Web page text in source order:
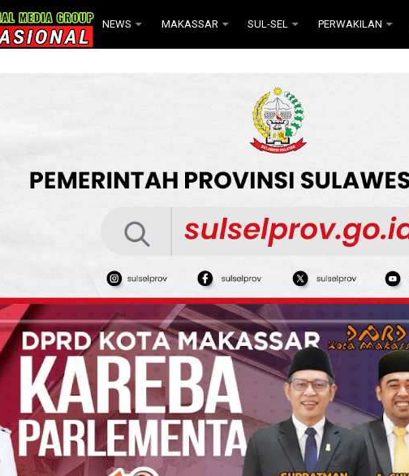
NEWS MAKASSAR SUL-SEL PERWAKILAN